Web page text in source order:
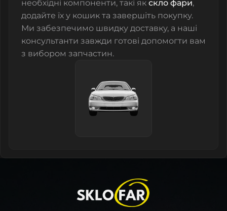
необхідні компоненти, такі як скло фари,
додайте їх у кошик та завершіть покупку.
Ми забезпечимо швидку доставку, а наші
консультанти завжди готові допомогти вам
з вибором запчастин.